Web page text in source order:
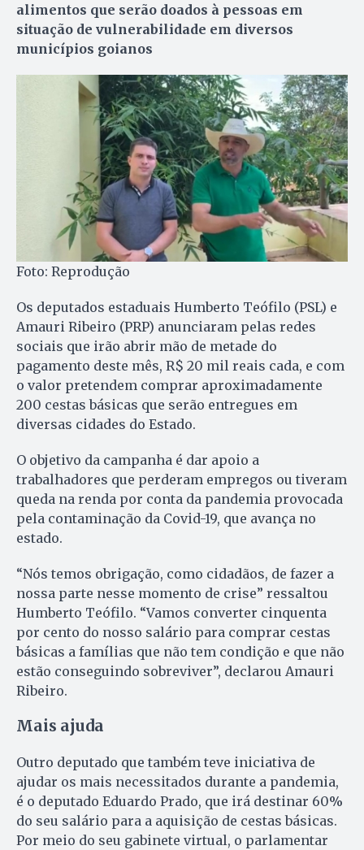
alimentos que serão doados à pessoas em
situação de vulnerabilidade em diversos
municípios goianos
Foto: Reprodução
Os deputados estaduais Humberto Teófilo (PSL) e
Amauri Ribeiro (PRP) anunciaram pelas redes
sociais que irão abrir mão de metade do
pagamento deste mês, R$ 20 mil reais cada, e com
o valor pretendem comprar aproximadamente
200 cestas básicas que serão entregues em
diversas cidades do Estado.
O objetivo da campanha é dar apoio a
trabalhadores que perderam empregos ou tiveram
queda na renda por conta da pandemia provocada
pela contaminação da Covid-19, que avança no
estado.
“Nós temos obrigação, como cidadãos, de fazer a
nossa parte nesse momento de crise” ressaltou
Humberto Teófilo. “Vamos converter cinquenta
por cento do nosso salário para comprar cestas
básicas a famílias que não tem condição e que não
estão conseguindo sobreviver”, declarou Amauri
Ribeiro.
Mais ajuda
Outro deputado que também teve iniciativa de
ajudar os mais necessitados durante a pandemia,
é o deputado Eduardo Prado, que irá destinar 60%
do seu salário para a aquisição de cestas básicas.
Por meio do seu gabinete virtual, o parlamentar